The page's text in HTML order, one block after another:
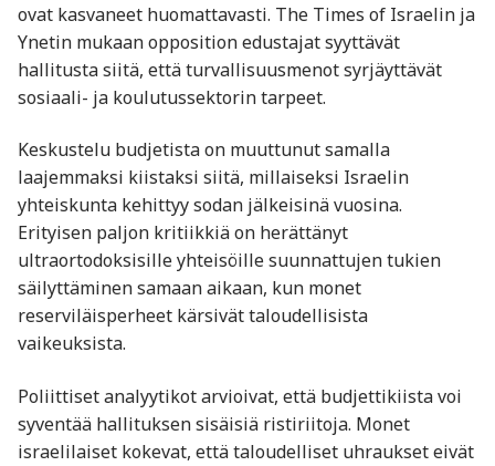
ovat kasvaneet huomattavasti. The Times of Israelin ja
Ynetin mukaan opposition edustajat syyttävät
hallitusta siitä, että turvallisuusmenot syrjäyttävät
sosiaali- ja koulutussektorin tarpeet.
Keskustelu budjetista on muuttunut samalla
laajemmaksi kiistaksi siitä, millaiseksi Israelin
yhteiskunta kehittyy sodan jälkeisinä vuosina.
Erityisen paljon kritiikkiä on herättänyt
ultraortodoksisille yhteisöille suunnattujen tukien
säilyttäminen samaan aikaan, kun monet
reserviläisperheet kärsivät taloudellisista
vaikeuksista.
Poliittiset analyytikot arvioivat, että budjettikiista voi
syventää hallituksen sisäisiä ristiriitoja. Monet
israelilaiset kokevat, että taloudelliset uhraukset eivät